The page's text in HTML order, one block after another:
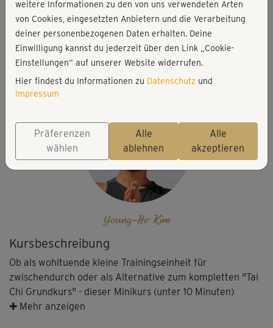
Kursbeschreibung
Ob als wohltuende kleine Trainingseinheit für
zwischendurch oder als Alternative zum kompletten "Tai
Chi Grundkurs" - dieser Minikurs (unter 10 Minuten)
eignet sich perfekt als sanftes Einstiegsprogramm in die
✚ Mehr anzeigen
6 Min
20 kcal
Young-Ho Kim
keine
Young-Ho Kim
weitere Informationen zu den von uns verwendeten Arten
von Cookies, eingesetzten Anbietern und die Verarbeitung
deiner personenbezogenen Daten erhalten. Deine
Einwilligung kannst du jederzeit über den Link „Cookie-
Einstellungen“ auf unserer Website widerrufen.
Hier findest du Informationen zu Datenschutz und
Impressum
Präferenzen
wählen
Alle
ablehnen
Alle
akzeptieren